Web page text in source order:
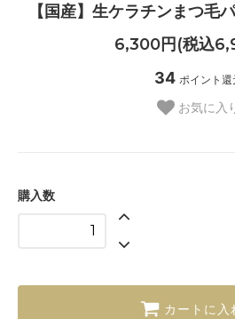
【国産】生ケラチンまつ毛
6,300円(税込
34 ポイント還
お気に入
購入数
カートに入